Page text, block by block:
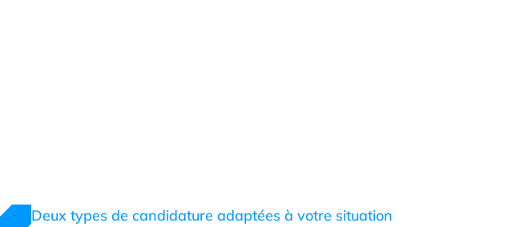
Deux types de candidature adaptées à votre situation